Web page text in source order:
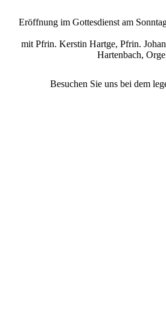
Eröffnung im Gottesdienst am
mit Pfrin. Kerstin Hartge, Pfrin.
Hartenbach,
Besuchen Sie uns bei dem